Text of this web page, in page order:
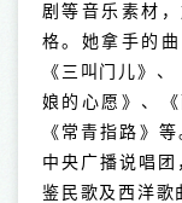
剧等音乐素材
格。她拿手的
《三叫门儿》
娘的心愿》、
《常青指路》
中央广播说唱
鉴民歌及西洋歌